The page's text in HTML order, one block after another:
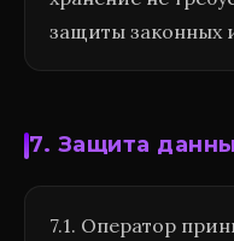
защиты законных
7. Защита
7.1. Оператор